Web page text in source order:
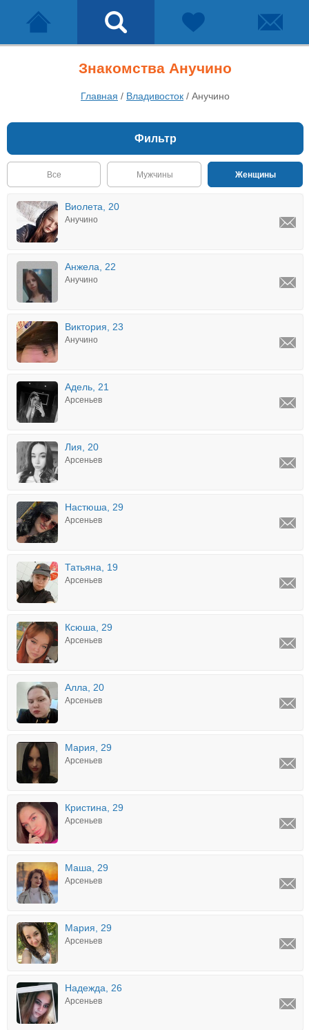
Знакомства Анучино
Главная / Владивосток / Анучино
Фильтр
Все Мужчины Женщины
Виолета, 20
Анучино
Анжела, 22
Анучино
Виктория, 23
Анучино
Адель, 21
Арсеньев
Лия, 20
Арсеньев
Настюша, 29
Арсеньев
Татьяна, 19
Арсеньев
Ксюша, 29
Арсеньев
Алла, 20
Арсеньев
Мария, 29
Арсеньев
Кристина, 29
Арсеньев
Маша, 29
Арсеньев
Мария, 29
Арсеньев
Надежда, 26
Арсеньев